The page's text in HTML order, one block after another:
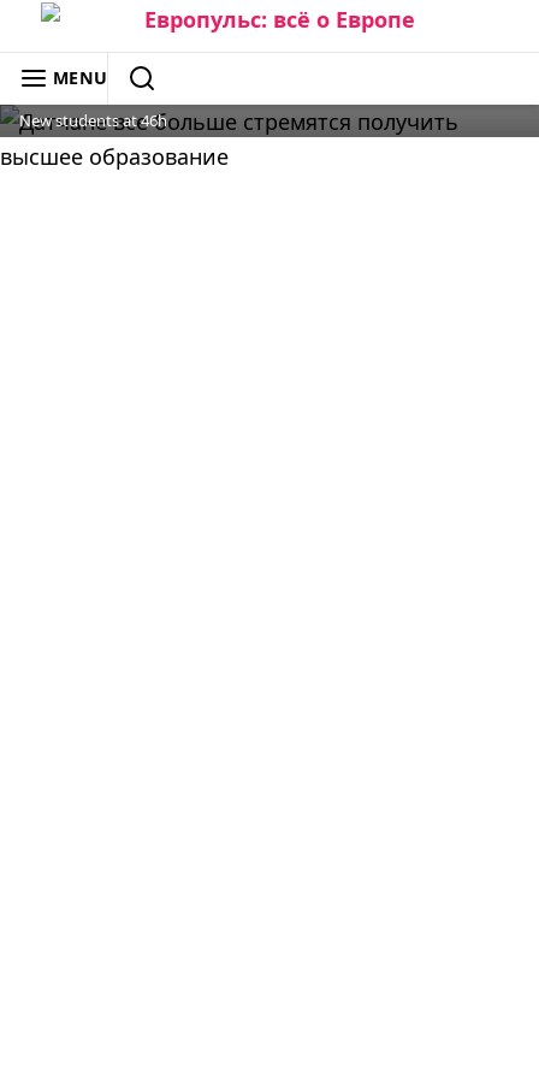
Skip
to
content
ЕВРОПУЛЬС: ВСЁ О ЕВРОПЕ
MENU
SEARCH
New students at 46h